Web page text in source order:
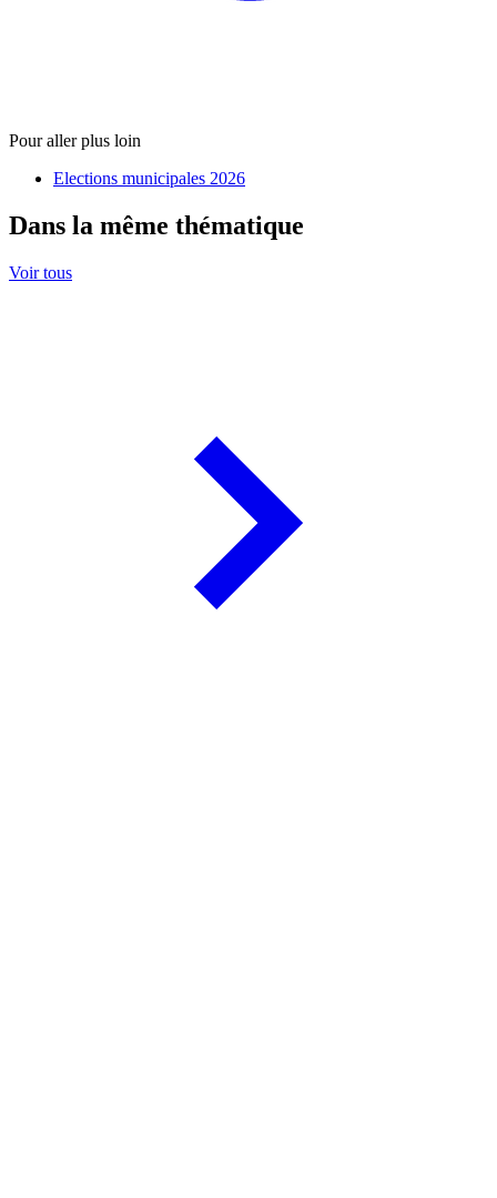
Pour aller plus loin
Elections municipales 2026
Dans la même thématique
Voir tous